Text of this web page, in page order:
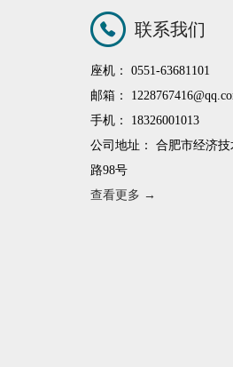
联系我们
座机： 0551-63681101
邮箱：
手机： 18326001013
公司地址： 合肥市经济
路98号
查看更多 →